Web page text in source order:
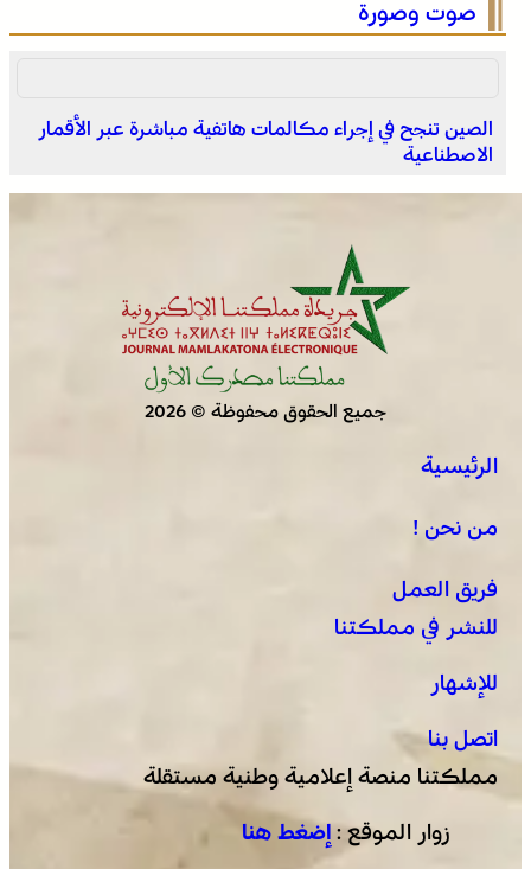
الصحراء المغربية .. كولومبيا تعلن تغييرا في موقفها وتعترف
برقية تعزية ومواساة من أسرة جريدة “مملكتنا” إلى الأستاذ
المرحوم مُّحمد العمراني
صوت وصورة
الصين تنجح في إجراء مكالمات هاتفية مباشرة عبر الأقمار
الاصطناعية
جميع الحقوق محفوظة © 2026
الرئيسية
من نحن !
فريق العمل
للنشر في مملكتنا
للإشهار
اتصل بنا
مملكتنا منصة إعلامية وطنية مستقلة
زوار الموقع : إضغط هنا